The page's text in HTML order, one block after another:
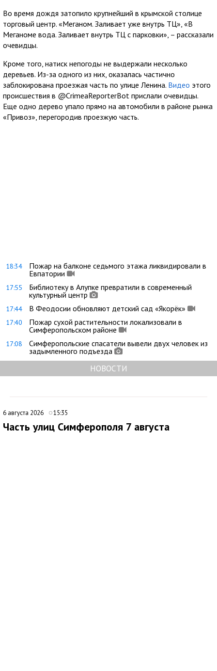
Во время дождя затопило крупнейший в крымской столице
торговый центр. «Меганом. Заливает уже внутрь ТЦ», «В
Меганоме вода. Заливает внутрь ТЦ с парковки», – рассказали
очевидцы.
Кроме того, натиск непогоды не выдержали несколько
деревьев. Из-за одного из них, оказалась частично
заблокирована проезжая часть по улице Ленина. Видео этого
происшествия в @CrimeaReporterBot прислали очевидцы.
Еще одно дерево упало прямо на автомобили в районе рынка
«Привоз», перегородив проезжую часть.
18:34
Пожар на балконе седьмого этажа ликвидировали в
Евпатории
17:55
Библиотеку в Алупке превратили в современный
культурный центр
17:44 В Феодосии обновляют детский сад «Якорёк»
17:40
Пожар сухой растительности локализовали в
Симферопольском районе
17:08
Симферопольские спасатели вывели двух человек из
задымленного подъезда
НОВОСТИ
6 августа 2026 15:35
Часть улиц Симферополя 7 августа